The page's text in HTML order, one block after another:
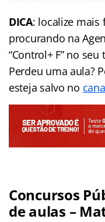
DICA: localize mais
procurando na
“Control+ F” no
Perdeu uma aula?
esteja salvo no
Concursos
de aulas –